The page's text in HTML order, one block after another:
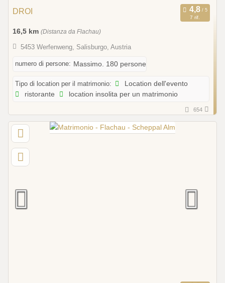
DROI
7 rif.
16,5 km (Distanza da Flachau)
5453 Werfenweng, Salisburgo, Austria
numero di persone: Massimo. 180 persone
Tipo di location per il matrimonio:
Location dell'evento
ristorante
location insolita per un matrimonio
654